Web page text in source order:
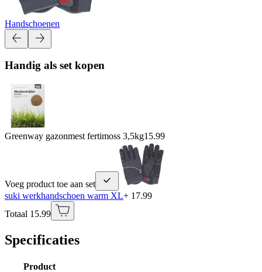
Handschoenen
Handig als set kopen
Greenway gazonmest fertimoss 3,5kg15.99
Voeg product toe aan set
suki werkhandschoen warm XL+ 17.99
Totaal 15.99
Specificaties
Product